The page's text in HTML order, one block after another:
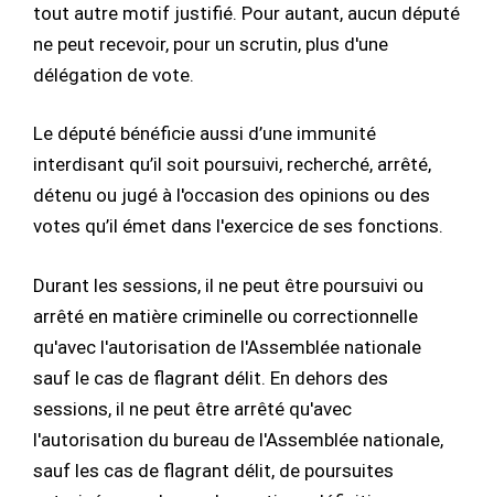
tout autre motif justifié. Pour autant, aucun député
ne peut recevoir, pour un scrutin, plus d'une
délégation de vote.
Le député bénéficie aussi d’une immunité
interdisant qu’il soit poursuivi, recherché, arrêté,
détenu ou jugé à l'occasion des opinions ou des
votes qu’il émet dans l'exercice de ses fonctions.
Durant les sessions, il ne peut être poursuivi ou
arrêté en matière criminelle ou correctionnelle
qu'avec l'autorisation de l'Assemblée nationale
sauf le cas de flagrant délit. En dehors des
sessions, il ne peut être arrêté qu'avec
l'autorisation du bureau de l'Assemblée nationale,
sauf les cas de flagrant délit, de poursuites